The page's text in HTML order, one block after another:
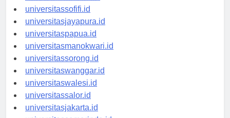
universitasmaluku.id
universitassofifi.id
universitasjayapura.id
universitaspapua.id
universitasmanokwari.id
universitassorong.id
universitaswanggar.id
universitaswalesi.id
universitassalor.id